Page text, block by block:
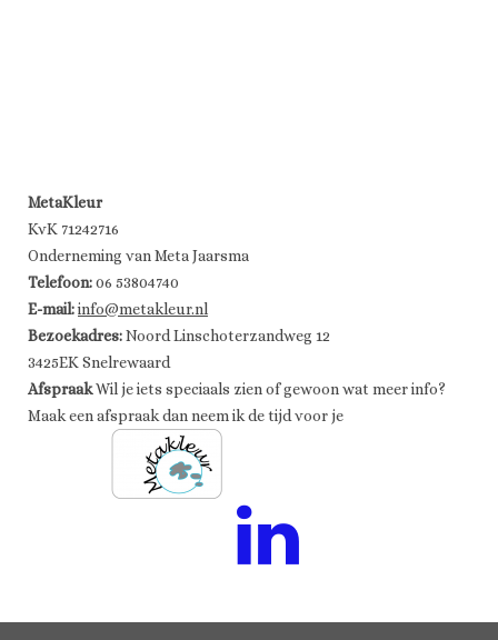
MetaKleur
KvK 71242716
Onderneming van Meta Jaarsma
Telefoon:06 53804740
E-mail:info@metakleur.nl
Bezoekadres:Noord Linschoterzandweg 12
3425EK Snelrewaard
AfspraakWil je iets speciaals zien of gewoon wat meer info?
Maak een afspraak dan neem ik de tijd voor je
